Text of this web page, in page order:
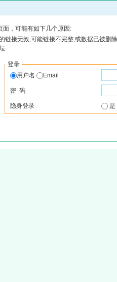
面，可能有如下几个原因:
链接无效,可能链接不完整,或数据已被删
登录
用户名
Email
密 码
隐身登录